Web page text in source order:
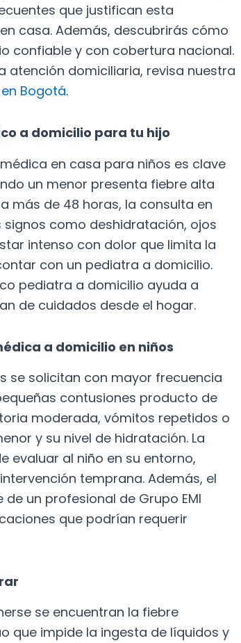
que justifican esta
casa. Además, descubrirás cómo
confiable y con cobertura nacional.
atención domiciliaria, revisa nuestra
Bogotá.
a domicilio para tu hijo
en casa para niños es clave
un menor presenta fiebre alta
más de 48 horas, la consulta en
como deshidratación, ojos
intenso con dolor que limita la
con un pediatra a domicilio.
pediatra a domicilio ayuda a
de cuidados desde el hogar.
a domicilio en niños
se solicitan con mayor frecuencia
contusiones producto de
moderada, vómitos repetidos o
y su nivel de hidratación. La
evaluar al niño en su entorno,
temprana. Además, el
un profesional de Grupo EMI
que podrían requerir
se encuentran la fiebre
que impide la ingesta de líquidos y